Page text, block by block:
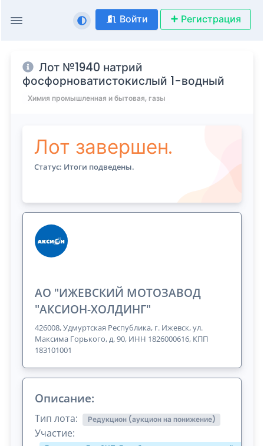
Войти Регистрация
Лот №1940 натрий
фосфорноватистокислый 1-водный
Химия промышленная и бытовая, газы
Лот завершен.
Статус: Итоги подведены.
АО "ИЖЕВСКИЙ МОТОЗАВОД
"АКСИОН-ХОЛДИНГ"
426008, Удмуртская Республика, г. Ижевск, ул.
Максима Горького, д. 90, ИНН 1826000616, КПП
183101001
Описание:
Тип лота: Редукцион (аукцион на понижение)
Участие: